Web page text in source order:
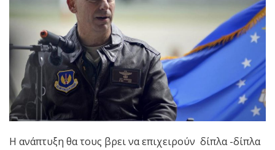
Η ανάπτυξη θα τους βρει να επιχειρούν δίπλα -δίπλα